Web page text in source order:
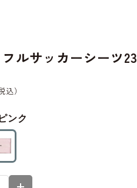
ルサッカーシーツ23
ンク